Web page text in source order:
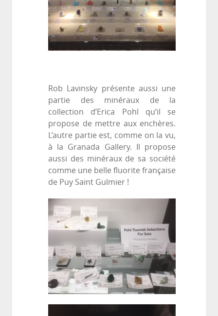
Rob Lavinsky présente aussi une
partie des minéraux de la
collection d’Erica Pohl qu’il se
propose de mettre aux enchères.
L’autre partie est, comme on la vu,
à la Granada Gallery. Il propose
aussi des minéraux de sa société
comme une belle fluorite française
de Puy Saint Gulmier !